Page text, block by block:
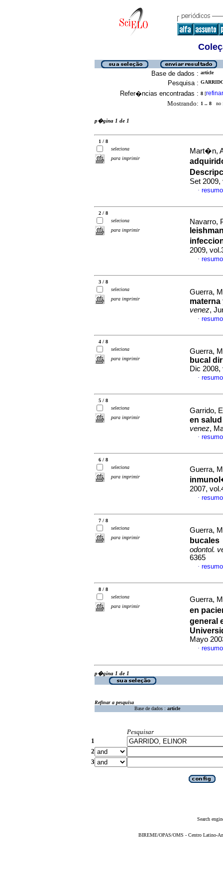
Base de dados : article
Pesquisa :
Refer�ncias encontradas : 8 [refinar
Mostrando: 1 .. 8 no
p�gina 1 de 1
1 / 8
seleciona
para imprimir
Mart�n,
Set 2009,
·
2 / 8
seleciona
para imprimir
Navarro,
2009,
·
3 / 8
seleciona
para imprimir
Guerra,
materna
venez,
·
4 / 8
seleciona
para imprimir
Guerra,
bucal
Dic 2008,
·
5 / 8
seleciona
para imprimir
Garrido,
en
venez,
·
6 / 8
seleciona
para imprimir
Guerra,
2007,
·
7 / 8
seleciona
para imprimir
Guerra,
odontol.
6365
·
8 / 8
seleciona
para imprimir
Guerra,
en
general
Mayo
·
p�gina 1 de 1
Refinar a pesquisa
Base de dados : article
Pesquisar
1
2
3
Search
BIREME/OPAS/OMS - Centro Latino-